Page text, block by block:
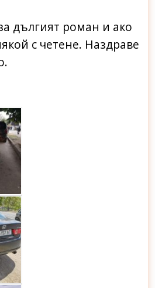
дългият роман и ако
с четене. Наздраве